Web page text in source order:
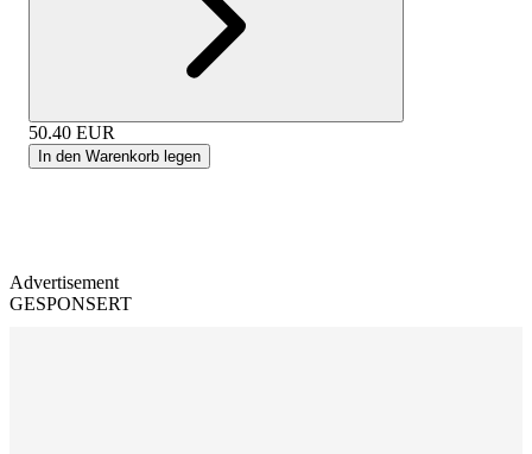
50.40 EUR
In den Warenkorb legen
Advertisement
GESPONSERT